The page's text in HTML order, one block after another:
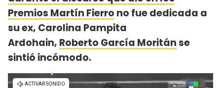
Premios Martín Fierro no fue dedicada a
su ex, Carolina Pampita
Ardohain, Roberto García Moritánse
sintió incómodo.